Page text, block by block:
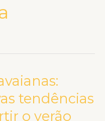
tendências
o verão